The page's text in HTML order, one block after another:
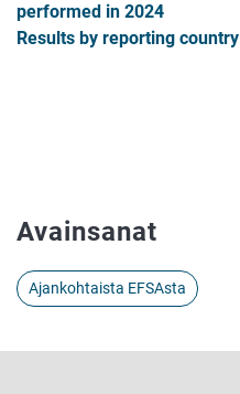
performed in 2024
Results by reporting country
Avainsanat
Ajankohtaista EFSAsta